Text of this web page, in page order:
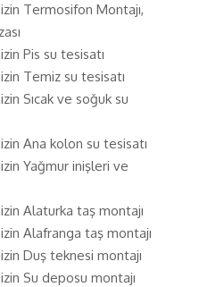
Termosifon Montajı,
Pis su tesisatı
Temiz su tesisatı
Sıcak ve soğuk su
Ana kolon su tesisatı
Yağmur inişleri ve
Alaturka taş montajı
Alafranga taş montajı
Duş teknesi montajı
Su deposu montajı